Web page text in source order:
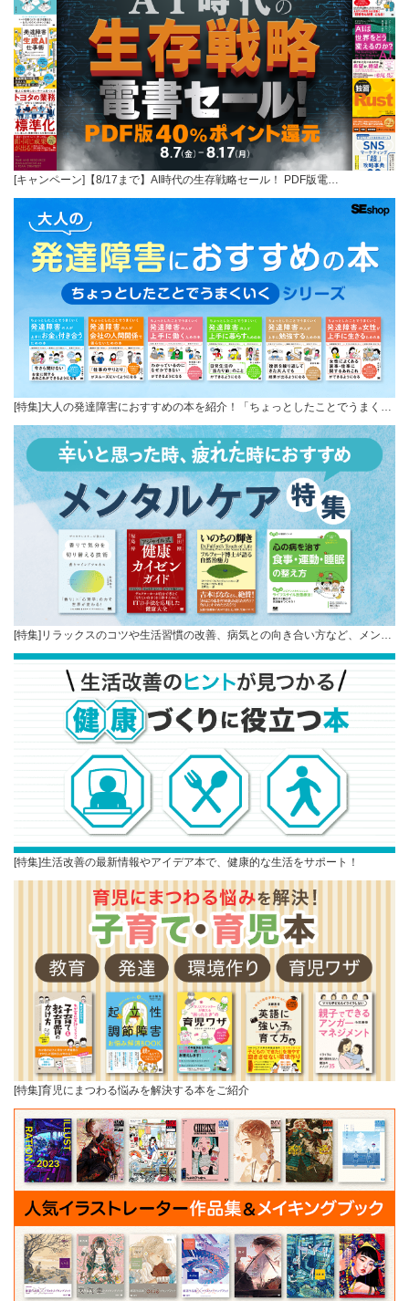
[キャンペーン]【8/17まで】AI時代の生存戦略セール！ PDF版電…
[特集]大人の発達障害におすすめの本を紹介！「ちょっとしたことでうまく…
[特集]リラックスのコツや生活習慣の改善、病気との向き合い方など、メン…
[特集]生活改善の最新情報やアイデア本で、健康的な生活をサポート！
[特集]育児にまつわる悩みを解決する本をご紹介